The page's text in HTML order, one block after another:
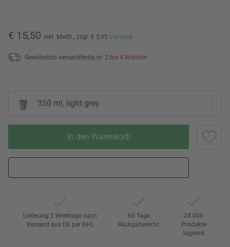
€ 15,50 inkl. MwSt., zzgl. € 5,95 Versand
Gewöhnlich versandfertig in: 2 bis 4 Wochen
350 ml, light grey
In den Warenkorb
Lieferung 2 Werktage nach
Versand aus DE per DHL
60 Tage
Rückgaberecht
24.000
Produkte
lagernd